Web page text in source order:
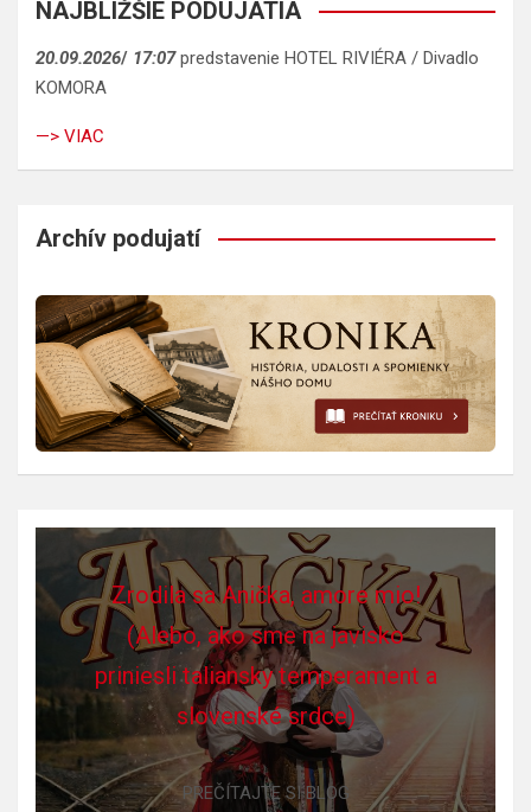
NAJBLIŽŠIE PODUJATIA
20.09.2026/ 17:07predstavenie HOTEL RIVIÉRA / Divadlo
KOMORA
—> VIAC
Archív podujatí
Zrodila sa Anička, amore mio!
(Alebo, ako sme na javisko
priniesli taliansky temperament a
slovenské srdce)
PREČÍTAJTE SI BLOG